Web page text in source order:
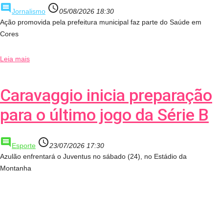
comment Jornalismo access_time05/08/2026 18:30
Ação promovida pela prefeitura municipal faz parte do Saúde em
Cores
Leia mais
Caravaggio inicia preparação
para o último jogo da Série B
comment Esporte access_time23/07/2026 17:30
Azulão enfrentará o Juventus no sábado (24), no Estádio da
Montanha